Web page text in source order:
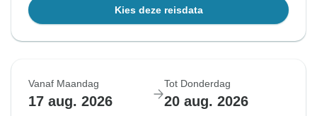
Kies deze reisdata
Vanaf Maandag
17 aug. 2026
Tot Donderdag
20 aug. 2026